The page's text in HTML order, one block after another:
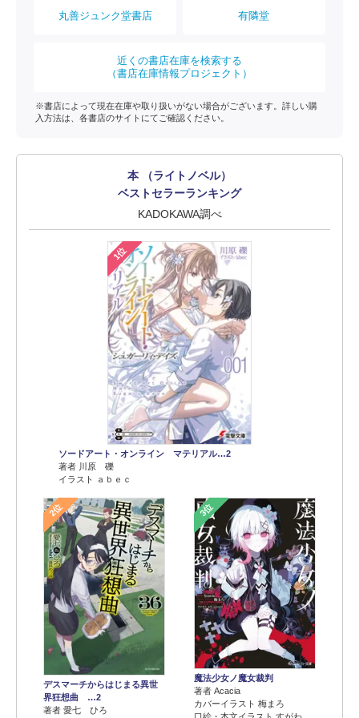
丸善ジュンク堂書店 有隣堂
近くの書店在庫を検索する
（書店在庫情報プロジェクト）
※書店によって現在在庫や取り扱いがない場合がございます。詳しい購
入方法は、各書店のサイトにてご確認ください。
本 （ライトノベル）
ベストセラーランキング
KADOKAWA調べ
1位
ソードアート・オンライン マテリアル…2
著者 川原 礫
イラスト ａｂｅｃ
2位
デスマーチからはじまる異世
界狂想曲 …2
著者 愛七 ひろ
3位
魔法少女ノ魔女裁判
著者 Acacia
カバーイラスト 梅まろ